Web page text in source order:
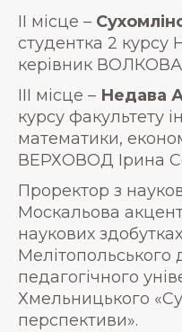
ІІ місце –
студентка 2
керівник ВОЛКОВА
ІІІ місце – Недава
курсу факультету
математики,
ВЕРХОВОД Ірина
Проректор з
Москальова
наукових
Мелітопольського
педагогічного
Хмельницького
перспективи».